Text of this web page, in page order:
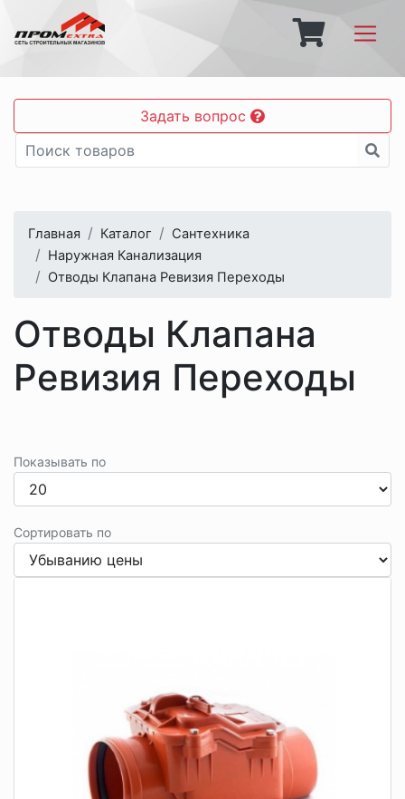
Задать вопрос
Главная Каталог
Сантехника
Наружная Канализация
Отводы Клапана Ревизия Переходы
Отводы Клапана
Ревизия Переходы
Показывать по
Сортировать по